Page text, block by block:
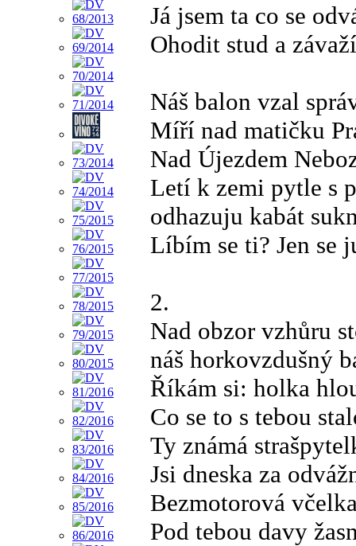
Já jsem ta co se
Ohodit stud a závaží
Náš balon vzal
Míří nad matičku
Nad Újezdem
Letí k zemi pytle s
odhazuju kabát
Líbím se ti? Jen se
2.
Nad obzor vzhůru
náš horkovzdušný
Říkám si: holka
Co se to s tebou
Ty známá
Jsi dneska za
Bezmotorová
Pod tebou davy